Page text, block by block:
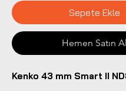
Sepete Ekle
Hemen Satın Al
Kenko 43 mm Smart II